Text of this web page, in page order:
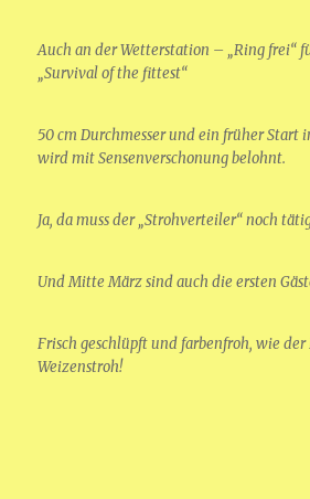
Auch an der Wetterstation – „Ring frei“
„Survival of the fittest“
50 cm Durchmesser und ein früher Start
wird mit Sensenverschonung belohnt.
Ja, da muss der „Strohverteiler“ noch
Und Mitte März sind auch die ersten
Frisch geschlüpft und farbenfroh, wie
Weizenstroh!